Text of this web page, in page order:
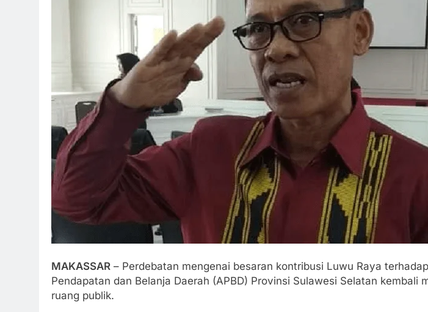
MAKASSAR – Perdebatan mengenai besaran kontribusi Luwu Raya
Pendapatan dan Belanja Daerah (APBD) Provinsi Sulawesi Selatan kembali
ruang publik.